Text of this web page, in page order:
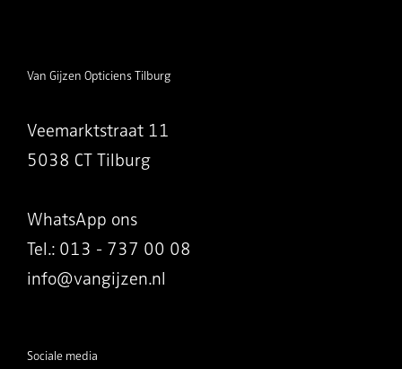
Van Gijzen Opticiens Tilburg
Veemarktstraat 11
5038 CT Tilburg
WhatsApp ons
Tel.: 013 - 737 00 08
info@vangijzen.nl
Sociale media